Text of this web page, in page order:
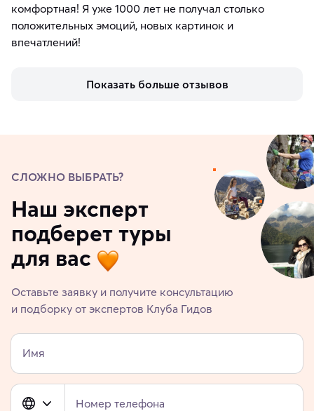
комфортная! Я уже 1000 лет не получал столько
положительных эмоций, новых картинок и
впечатлений!
Показать больше отзывов
СЛОЖНО ВЫБРАТЬ?
Наш эксперт
подберет туры
для вас
Оставьте заявку и получите консультацию
и подборку от экспертов Клуба Гидов
Имя
Номер телефона